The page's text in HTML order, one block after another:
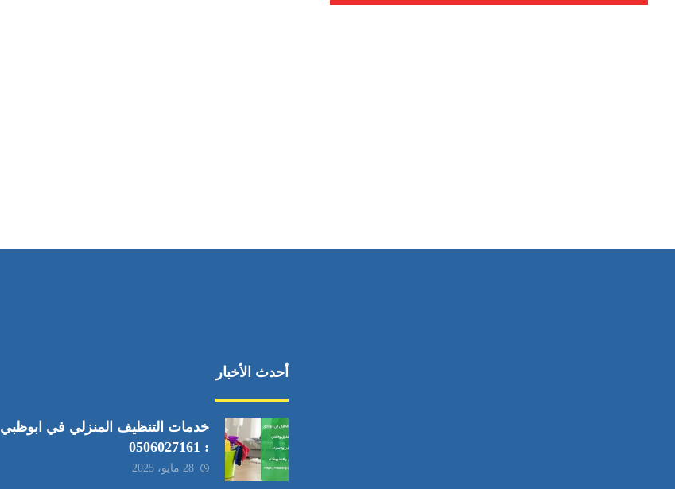
أحدث الأخبار
خدمات التنظيف المنزلي في ابوظبي
: 0506027161
28 مايو، 2025